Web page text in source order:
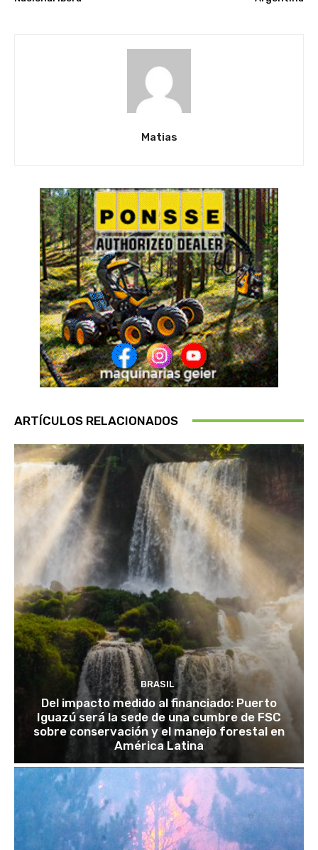
Matias
ARTÍCULOS RELACIONADOS
BRASIL
Del impacto medido al financiado: Puerto
Iguazú será la sede de una cumbre de FSC
sobre conservación y el manejo forestal en
América Latina